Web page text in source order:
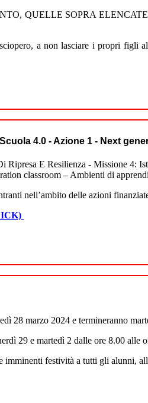
QUELLE SOPRA
a non lasciare i propri figli
Scuola 4.0 - Azione 1 - Next
E Resilienza - Missione 4:
classroom – Ambienti di
nell’ambito delle azioni
28 marzo 2024 e termineranno
29 e martedì 2 dalle ore 8.00 alle
festività a tutti gli alunni,